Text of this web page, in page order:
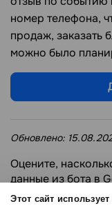
Этот сайт
номер телефона,
продаж, заказать
можно было
Обновлено:
Оцените,
данные из бота в